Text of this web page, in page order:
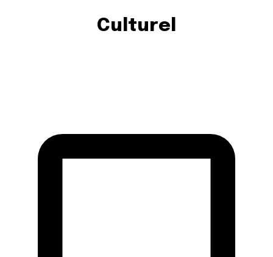
Culturel